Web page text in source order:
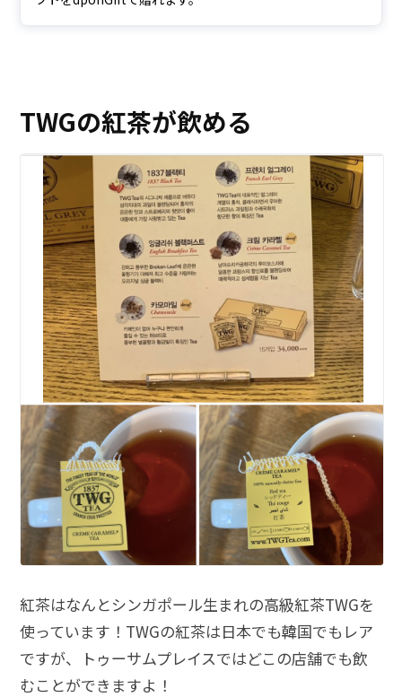
TWGの紅茶が飲める
紅茶はなんとシンガポール生まれの高級紅茶TWGを
使っています！TWGの紅茶は日本でも韓国でもレア
ですが、トゥーサムプレイスではどこの店舗でも飲
むことができますよ！